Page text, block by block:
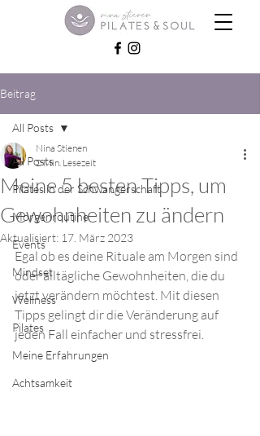
Beitrag
All Posts
Pilates in der Schwangerschaft
Morgenroutine
Events
Mindset
Wellness
Pilates
Meine Erfahrungen
Achtsamkeit
All Posts
Meine 5 besten Tipps, um
Gewohnheiten zu ändern
Nina Stienen
2 Min. Lesezeit
Aktualisiert: 17. März 2023
Egal ob es deine Rituale am Morgen sind
oder alltägliche Gewohnheiten, die du
jetzt verändern möchtest. Mit diesen
Tipps gelingt dir die Veränderung auf
jeden Fall einfacher und stressfrei.